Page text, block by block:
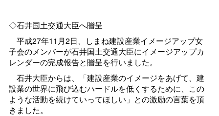
◇石井国土交通大臣へ贈呈
平成27年11月2日、しまね建設産業イメージアップ女
子会のメンバーが石井国土交通大臣にイメージアップカ
レンダーの完成報告と贈呈を行いました。
石井大臣からは、「建設産業のイメージをあげて、建
設業の世界に飛び込むハードルを低くするために、この
ような活動を続けていってほしい」との激励の言葉を頂
きました。